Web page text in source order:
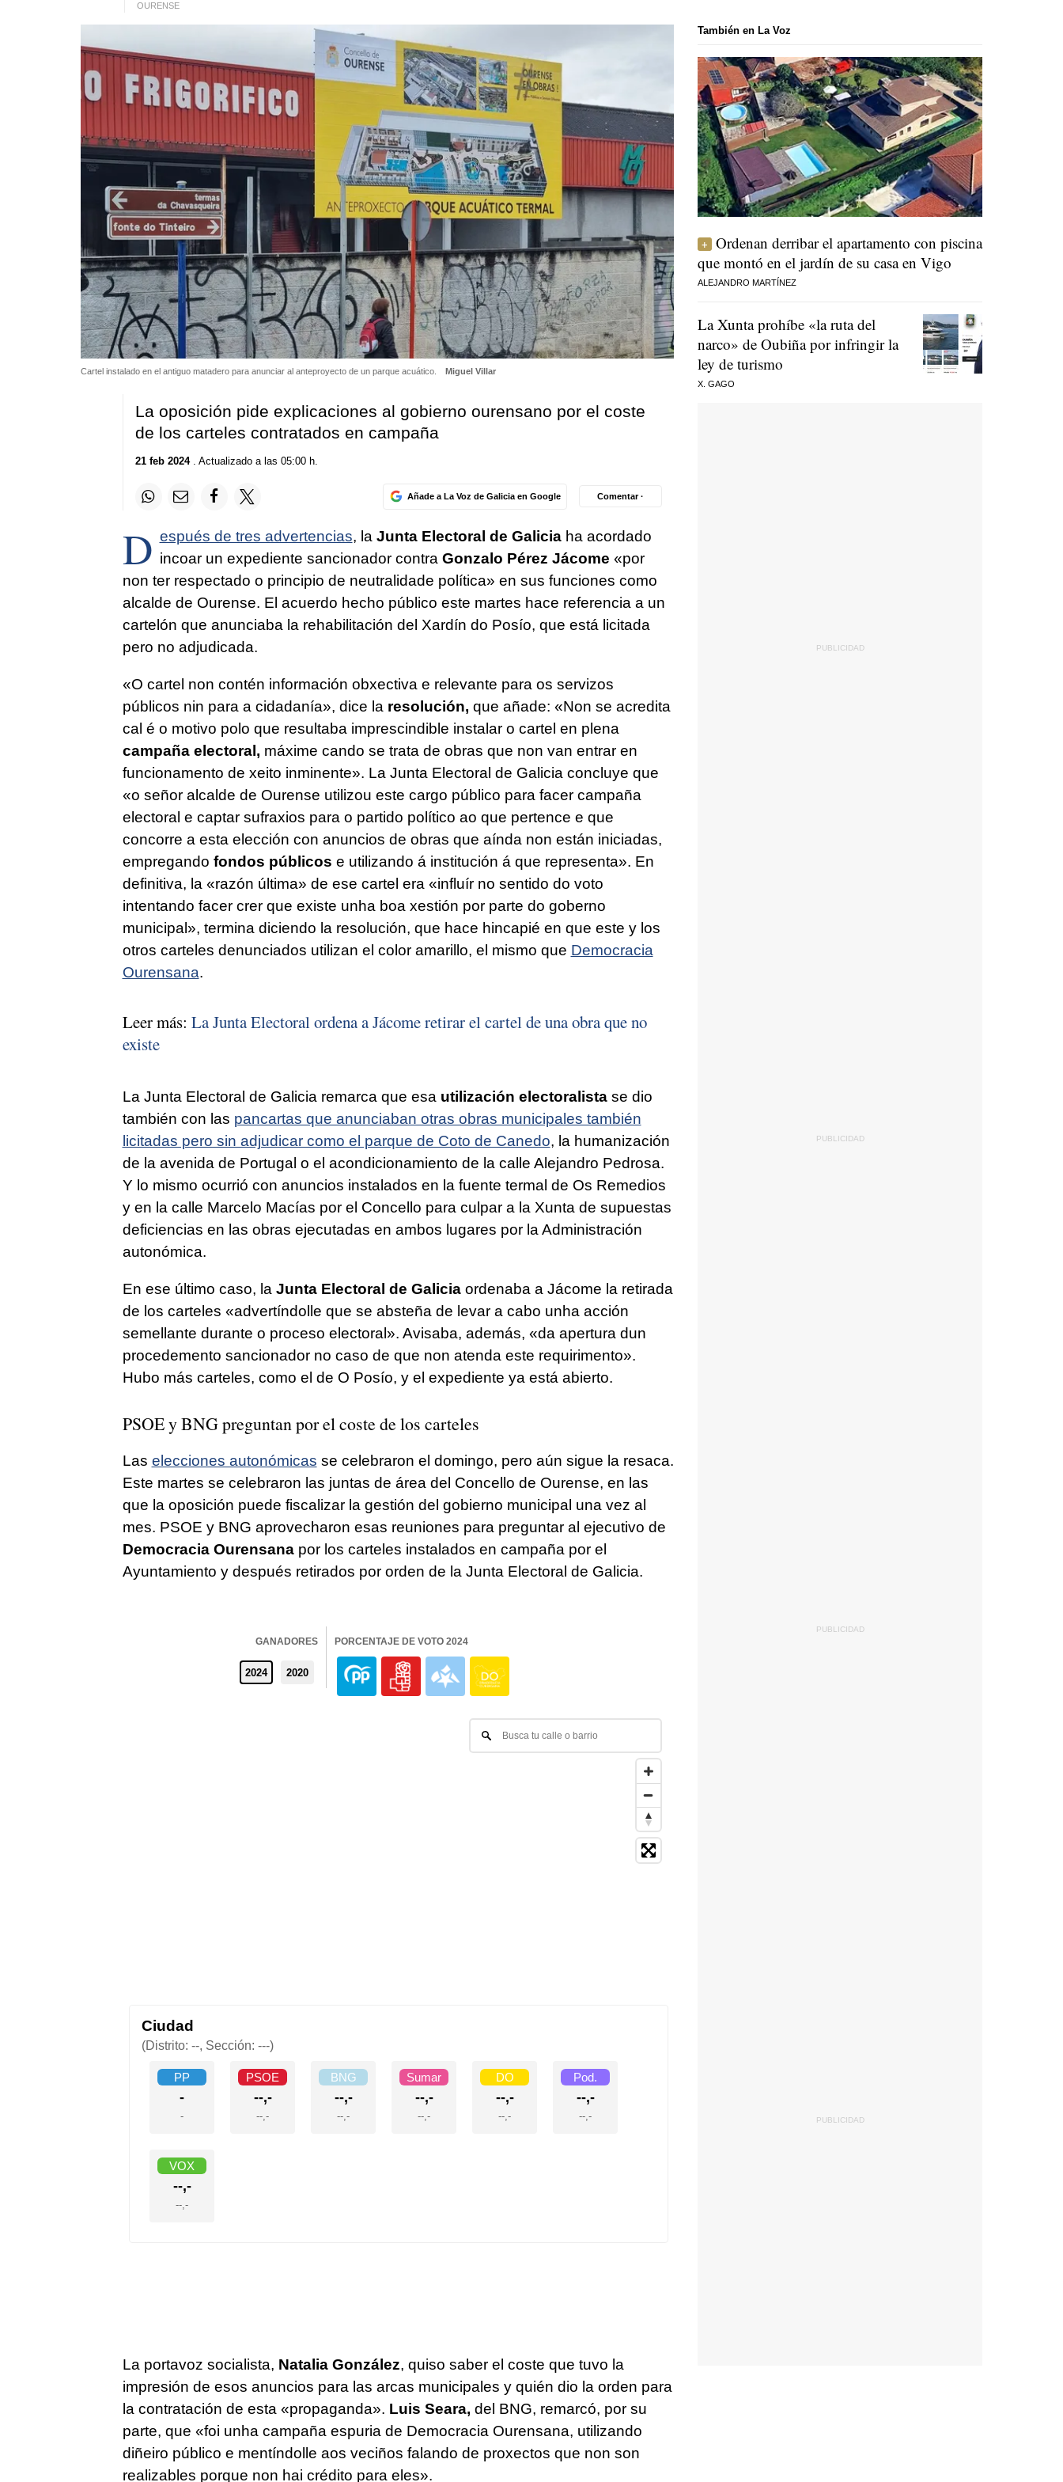
OURENSE
Cartel instalado en el antiguo matadero para anunciar al anteproyecto de un parque acuático. Miguel Villar
La oposición pide explicaciones al gobierno ourensano por el coste
de los carteles contratados en campaña
21 feb 2024. Actualizado a las 05:00 h.
Añade a La Voz de Galicia en Google Comentar ·
D espués de tres advertencias, la Junta Electoral de Galiciaha acordado
incoar un expediente sancionador contra Gonzalo Pérez Jácome «por
non ter respectado o principio de neutralidade política» en sus funciones como
alcalde de Ourense. El acuerdo hecho público este martes hace referencia a un
cartelón que anunciaba la rehabilitación del Xardín do Posío, que está licitada
pero no adjudicada.
«O cartel non contén información obxectiva e relevante para os servizos
públicos nin para a cidadanía», dice la resolución, que añade: «Non se acredita
cal é o motivo polo que resultaba imprescindible instalar o cartel en plena
campaña electoral, máxime cando se trata de obras que non van entrar en
funcionamento de xeito inminente». La Junta Electoral de Galicia concluye que
«o señor alcalde de Ourense utilizou este cargo público para facer campaña
electoral e captar sufraxios para o partido político ao que pertence e que
concorre a esta elección con anuncios de obras que aínda non están iniciadas,
empregando fondos públicos e utilizando á institución á que representa». En
definitiva, la «razón última» de ese cartel era «influír no sentido do voto
intentando facer crer que existe unha boa xestión por parte do goberno
municipal», termina diciendo la resolución, que hace hincapié en que este y los
otros carteles denunciados utilizan el color amarillo, el mismo que Democracia
Ourensana.
Leer más: La Junta Electoral ordena a Jácome retirar el cartel de una obra que no
existe
La Junta Electoral de Galicia remarca que esa utilización electoralistase dio
también con las pancartas que anunciaban otras obras municipales también
licitadas pero sin adjudicar como el parque de Coto de Canedo, la humanización
de la avenida de Portugal o el acondicionamiento de la calle Alejandro Pedrosa.
Y lo mismo ocurrió con anuncios instalados en la fuente termal de Os Remedios
y en la calle Marcelo Macías por el Concello para culpar a la Xunta de supuestas
deficiencias en las obras ejecutadas en ambos lugares por la Administración
autonómica.
En ese último caso, la Junta Electoral de Galiciaordenaba a Jácome la retirada
de los carteles «advertíndolle que se absteña de levar a cabo unha acción
semellante durante o proceso electoral». Avisaba, además, «da apertura dun
procedemento sancionador no caso de que non atenda este requirimento».
Hubo más carteles, como el de O Posío, y el expediente ya está abierto.
PSOE y BNG preguntan por el coste de los carteles
Las elecciones autonómicas se celebraron el domingo, pero aún sigue la resaca.
Este martes se celebraron las juntas de área del Concello de Ourense, en las
que la oposición puede fiscalizar la gestión del gobierno municipal una vez al
mes. PSOE y BNG aprovecharon esas reuniones para preguntar al ejecutivo de
Democracia Ourensanapor los carteles instalados en campaña por el
Ayuntamiento y después retirados por orden de la Junta Electoral de Galicia.
La portavoz socialista, Natalia González, quiso saber el coste que tuvo la
impresión de esos anuncios para las arcas municipales y quién dio la orden para
la contratación de esta «propaganda». Luis Seara, del BNG, remarcó, por su
parte, que «foi unha campaña espuria de Democracia Ourensana, utilizando
diñeiro público e mentíndolle aos veciños falando de proxectos que non son
realizables porque non hai crédito para eles».
También en La Voz
Ordenan derribar el apartamento con piscina
que montó en el jardín de su casa en Vigo
ALEJANDRO MARTÍNEZ
La Xunta prohíbe «la ruta del
narco» de Oubiña por infringir la
ley de turismo
X. GAGO